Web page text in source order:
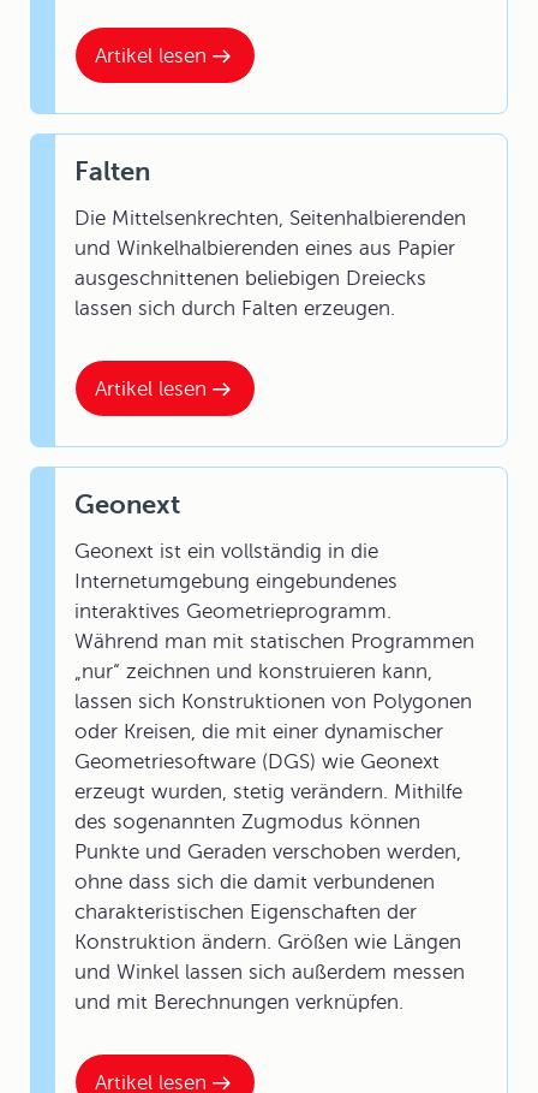
Artikel lesen
Artikel lesen
Falten
Die Mittelsenkrechten, Seitenhalbierenden
und Winkelhalbierenden eines aus Papier
ausgeschnittenen beliebigen Dreiecks
lassen sich durch Falten erzeugen.
Artikel lesen
Geonext
Geonext ist ein vollständig in die
Internetumgebung eingebundenes
interaktives Geometrieprogramm.
Während man mit statischen Programmen
„nur“ zeichnen und konstruieren kann,
lassen sich Konstruktionen von Polygonen
oder Kreisen, die mit einer dynamischer
Geometriesoftware (DGS) wie Geonext
erzeugt wurden, stetig verändern. Mithilfe
des sogenannten Zugmodus können
Punkte und Geraden verschoben werden,
ohne dass sich die damit verbundenen
charakteristischen Eigenschaften der
Konstruktion ändern. Größen wie Längen
und Winkel lassen sich außerdem messen
und mit Berechnungen verknüpfen.